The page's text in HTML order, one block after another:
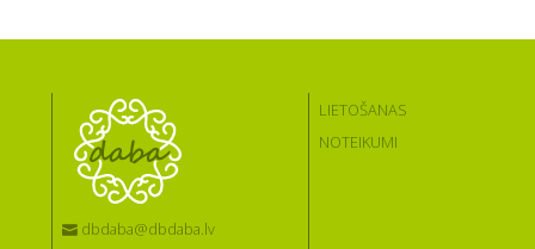
dbdaba@dbdaba.lv
LIETOŠANAS
NOTEIKUMI